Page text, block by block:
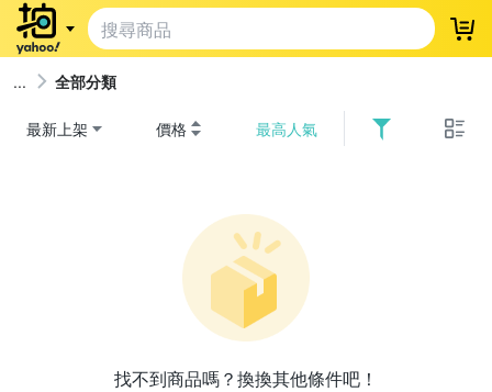
登
全部分類
最新上架 價格 最高人氣
找不到商品嗎？換換其他條件吧！